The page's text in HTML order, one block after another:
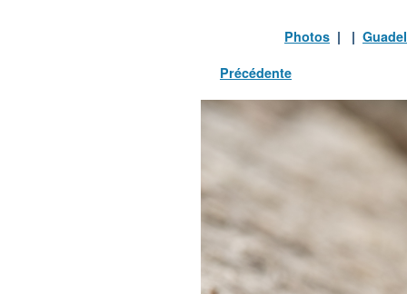
Photos | |
Précédente